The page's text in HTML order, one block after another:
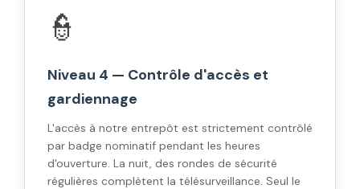
👮
Niveau 4 — Contrôle d'accès et
gardiennage
L'accès à notre entrepôt est strictement contrôlé
par badge nominatif pendant les heures
d'ouverture. La nuit, des rondes de sécurité
régulières complètent la télésurveillance. Seul le